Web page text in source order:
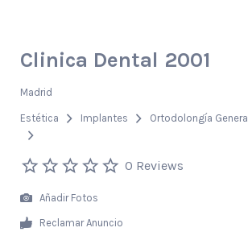
Clinica Dental 2001
Madrid
Estética Implantes Ortodolongía General
0 Reviews
Añadir Fotos
Reclamar Anuncio